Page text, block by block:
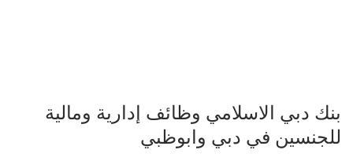
بنك دبي الاسلامي وظائف إدارية ومالية
للجنسين في دبي وابوظبي